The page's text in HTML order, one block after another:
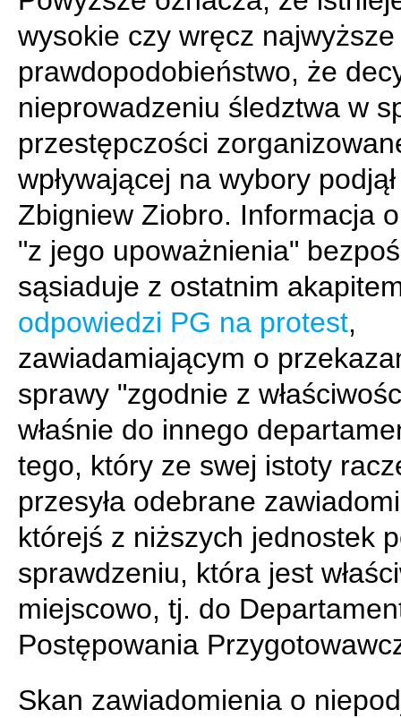
wysokie czy wręcz najwyższe
prawdopodobieństwo, że
nieprowadzeniu śledztwa w
przestępczości
wpływającej na wybory
Zbigniew Ziobro. Informacja
"z jego upoważnienia"
sąsiaduje z ostatnim
odpowiedzi PG na protest,
zawiadamiającym o
sprawy "zgodnie z
właśnie do innego
tego, który ze swej istoty
przesyła odebrane
którejś z niższych jednostek
sprawdzeniu, która jest
miejscowo, tj. do
Postępowania
Skan zawiadomienia o